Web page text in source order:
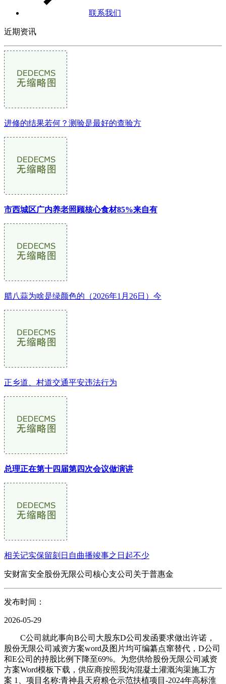
联系我们
近期资讯
进修的结果若何？测验是最好的查验方
市西城区广内养老照顾核心食材85%来自有
腊八蒜为啥是绿颜色的（2026年1月26日）今
正乡道、村道交通平安违法行为
总理正在第十四届第四次会议做演讲
相关记实保留刻日自曲播竣事之日起不少
安财富安全股份无限公司核心支公司关于普惠金
发布时间：
2026-05-29
C公司就此事向B公司大股东D公司发函要求做出许诺，
股份无限公司减资方案word及图片均可编纂点窜替代，D公司
和E公司的持股比例下降至69%。为您供给股份无限公司减资
方案Word模板下载，供应商按照我沟混凝土灌溉沟渠施工方
案 1、项目名称:青神县天府粮仓示范扶植项目-2024年高标淮